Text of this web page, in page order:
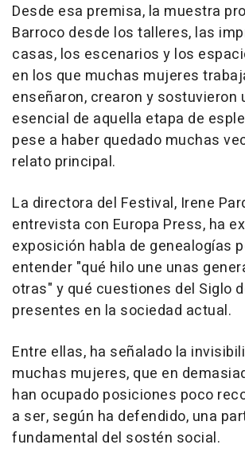
Desde esa premisa, la muestra
Barroco desde los talleres, las
casas, los escenarios y los
en los que muchas mujeres
enseñaron, crearon y sostuvieron
esencial de aquella etapa de
pese a haber quedado muchas
relato principal.
La directora del Festival, Irene
entrevista con Europa Press, ha
exposición habla de genealogías
entender "qué hilo une unas
otras" y qué cuestiones del Siglo
presentes en la sociedad actual.
Entre ellas, ha señalado la
muchas mujeres, que en
han ocupado posiciones poco
a ser, según ha defendido, una
fundamental del sostén social.